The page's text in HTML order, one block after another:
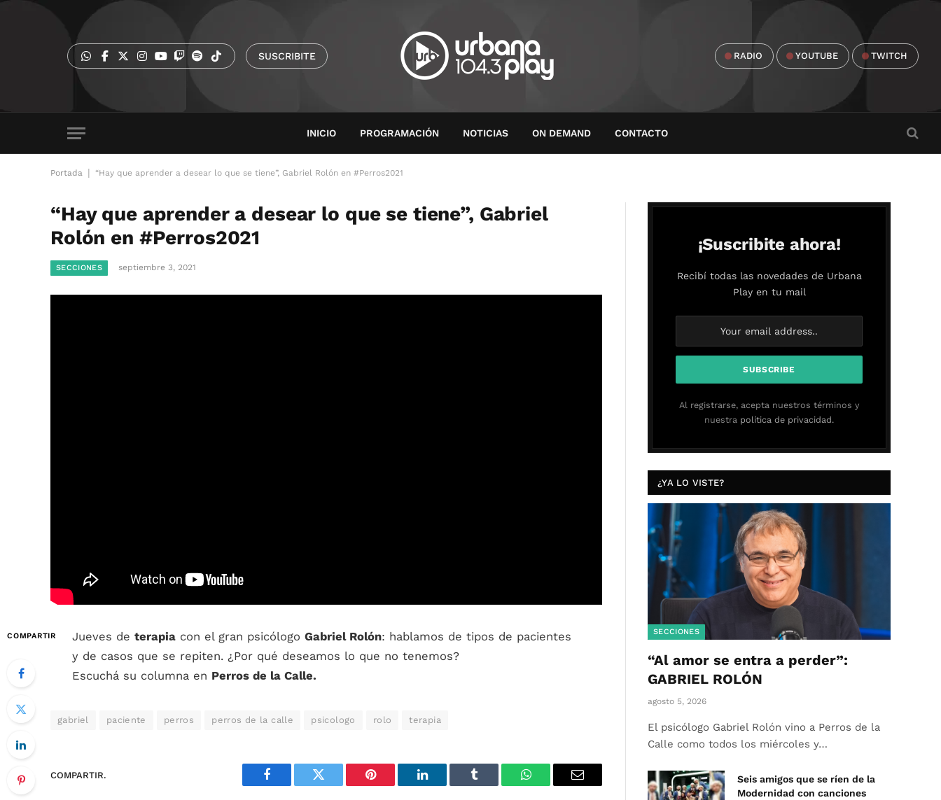
SUSCRIBITE RADIO YOUTUBE TWITCH
INICIO PROGRAMACIÓN NOTICIAS ON DEMAND CONTACTO
Portada “Hay que aprender a desear lo que se tiene”, Gabriel Rolón en #Perros2021
“Hay que aprender a desear lo que se tiene”, Gabriel
Rolón en #Perros2021
SECCIONES septiembre 3, 2021
COMPARTIR Jueves de terapia con el gran psicólogo Gabriel Rolón: hablamos de tipos de pacientes
y de casos que se repiten. ¿Por qué deseamos lo que no tenemos?
Escuchá su columna en Perros de la Calle.
gabriel paciente perros perros de la calle psicologo rolo terapia
COMPARTIR.
Facebook Twitter Pinterest LinkedIn Tumblr WhatsAppEmail
¡Suscribite ahora!
Recibí todas las novedades de Urbana
Play en tu mail
Al registrarse, acepta nuestros términos y
nuestra política de privacidad.
¿YA LO VISTE?
SECCIONES
“Al amor se entra a perder”:
GABRIEL ROLÓN
agosto 5, 2026
El psicólogo Gabriel Rolón vino a Perros de la
Calle como todos los miércoles y…
Seis amigos que se ríen de la
Modernidad con canciones